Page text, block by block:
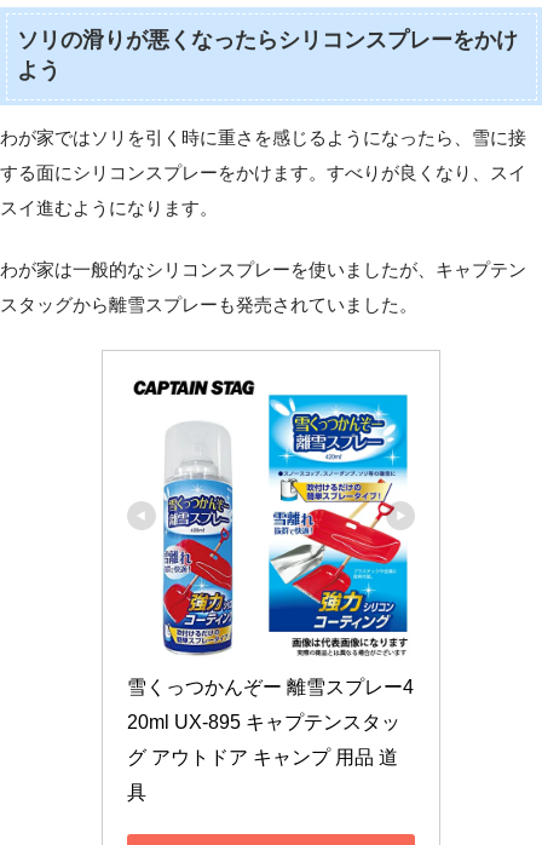
ソリの滑りが悪くなったらシリコンスプレーをかけ
よう
わが家ではソリを引く時に重さを感じるようになったら、雪に接
する面にシリコンスプレーをかけます。すべりが良くなり、スイ
スイ進むようになります。
わが家は一般的なシリコンスプレーを使いましたが、キャプテン
スタッグから離雪スプレーも発売されていました。
雪くっつかんぞー 離雪スプレー4
20ml UX-895 キャプテンスタッ
グ アウトドア キャンプ 用品 道
具